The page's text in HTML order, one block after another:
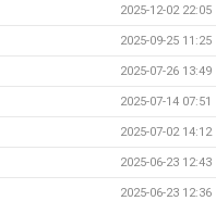
2025-12-02 22:05
2025-09-25 11:25
2025-07-26 13:49
2025-07-14 07:51
2025-07-02 14:12
2025-06-23 12:43
2025-06-23 12:36